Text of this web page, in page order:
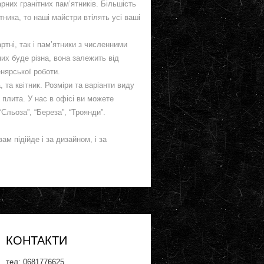
гранітних пам’ятників. Більшість
то наші майстри втілять усі ваші
так і пам’ятники з численними
буде різна, вона залежить від
роботи.
квітник. Розміри та варіанти виду
У нас в офісі ви можете
“Береза”, “Троянди”.
підійде і за дизайном, і за
КОНТАКТИ
тел: ‎0681776625